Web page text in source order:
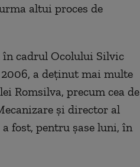
altui proces de
cadrul Ocolului Silvic
a deţinut mai multe
Romsilva, precum cea de
şi director al
a fost, pentru şase luni, în